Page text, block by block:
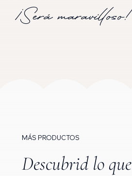
¡Será maravilloso!
MÁS PRODUCTOS
Descubrid lo que